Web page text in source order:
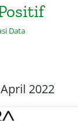
Data
April 2022